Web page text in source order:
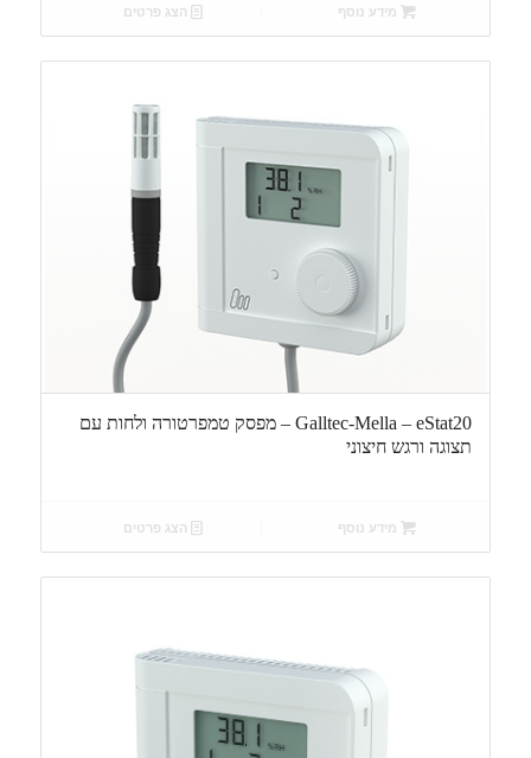
מידע נוסף הצג פרטים
Galltec-Mella – eStat20 – מפסק טמפרטורה ולחות עם
תצוגה ורגש חיצוני
מידע נוסף הצג פרטים